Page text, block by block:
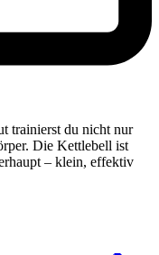
trainierst du nicht nur
Die Kettlebell ist
– klein, effektiv